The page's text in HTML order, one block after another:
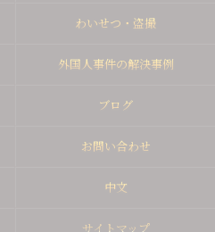
わいせつ・盗撮
外国人事件の解決事例
ブログ
お問い合わせ
中文
サイトマップ